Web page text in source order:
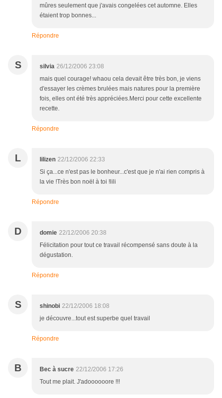
mûres seulement que j'avais congelées cet automne. Elles
étaient trop bonnes...
Répondre
S silvia 26/12/2006 23:08
mais quel courage! whaou cela devait être très bon, je viens
d'essayer les crèmes brulées mais natures pour la première
fois, elles ont été très appréciées.Merci pour cette excellente
recette.
Répondre
L lilizen 22/12/2006 22:33
Si ça...ce n'est pas le bonheur...c'est que je n'ai rien compris à
la vie !Très bon noël à toi !lili
Répondre
D domie 22/12/2006 20:38
Félicitation pour tout ce travail récompensé sans doute à la
dégustation.
Répondre
S shinobi 22/12/2006 18:08
je découvre...tout est superbe quel travail
Répondre
B Bec à sucre 22/12/2006 17:26
Tout me plait. J'adoooooore !!!